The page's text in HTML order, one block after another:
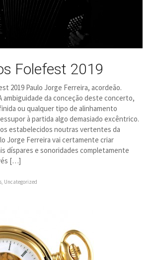
Folefest 2019
2019 Paulo Jorge Ferreira, acordeão.
ambiguidade da conceção deste concerto,
ou qualquer tipo de alinhamento
à partida algo demasiado excêntrico.
estabelecidos noutras vertentes da
Jorge Ferreira vai certamente criar
díspares e sonoridades completamente
[…]
, Uncategorized